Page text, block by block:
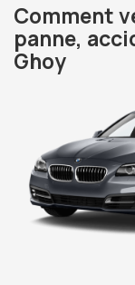
Comment
panne,
Ghoy